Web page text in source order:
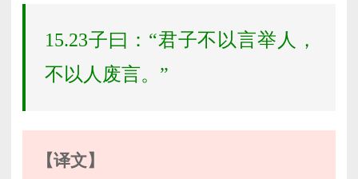
15.23子曰：“君子不以言举人，
不以人废言。”
【译文】